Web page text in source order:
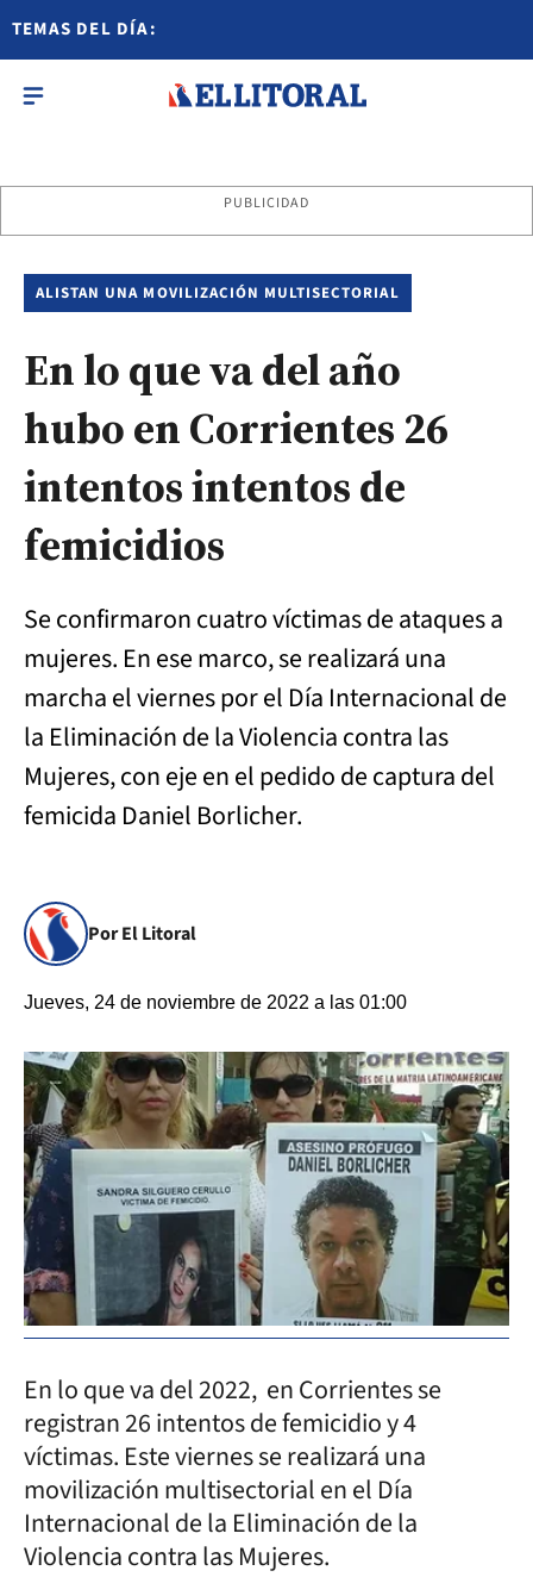
TEMAS DEL DÍA:
PUBLICIDAD
ALISTAN UNA MOVILIZACIÓN MULTISECTORIAL
En lo que va del año
hubo en Corrientes 26
intentos intentos de
femicidios
Se confirmaron cuatro víctimas de ataques a
mujeres. En ese marco, se realizará una
marcha el viernes por el Día Internacional de
la Eliminación de la Violencia contra las
Mujeres, con eje en el pedido de captura del
femicida Daniel Borlicher.
Por El Litoral
Jueves, 24 de noviembre de 2022 a las 01:00
En lo que va del 2022, en Corrientes se
registran 26 intentos de femicidio y 4
víctimas. Este viernes se realizará una
movilización multisectorial en el Día
Internacional de la Eliminación de la
Violencia contra las Mujeres.